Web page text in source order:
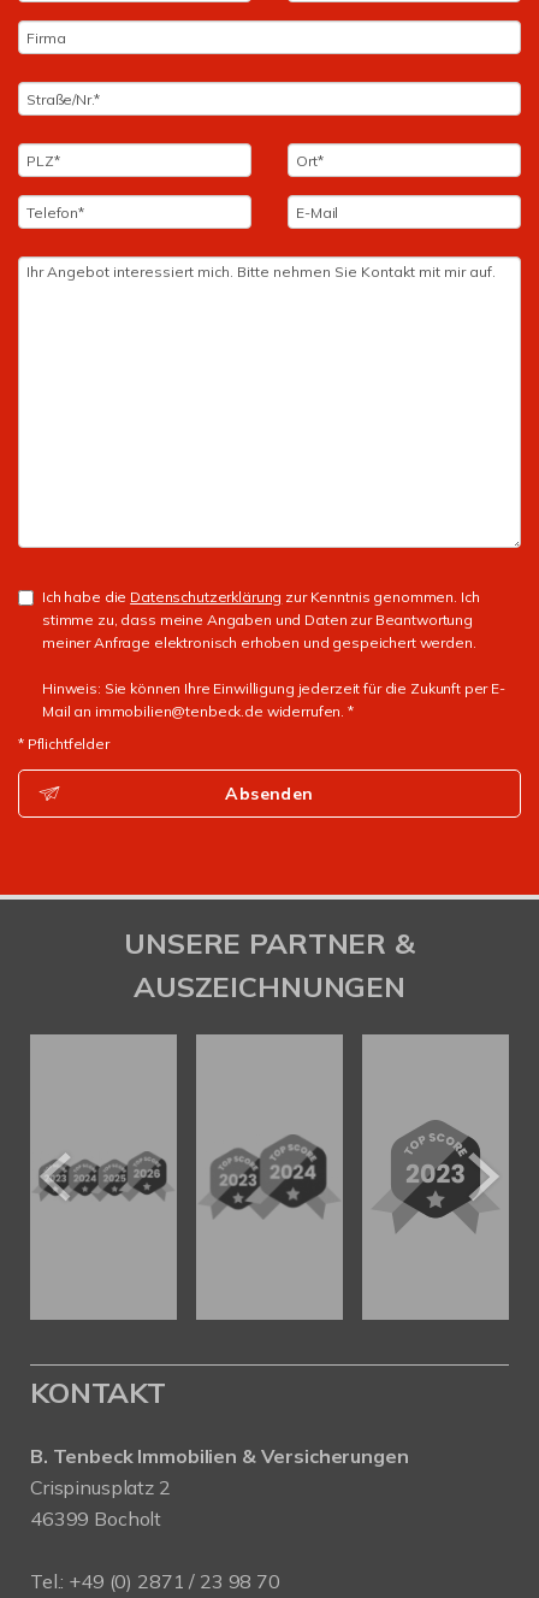
Ich habe die Datenschutzerklärung zur Kenntnis genommen. Ich
stimme zu, dass meine Angaben und Daten zur Beantwortung
meiner Anfrage elektronisch erhoben und gespeichert werden.
Hinweis: Sie können Ihre Einwilligung jederzeit für die Zukunft per E-
Mail an immobilien@tenbeck.de widerrufen. *
* Pflichtfelder
Absenden
UNSERE PARTNER &
AUSZEICHNUNGEN
KONTAKT
B. Tenbeck Immobilien & Versicherungen
Crispinusplatz 2
46399 Bocholt
Tel.: +49 (0) 2871 / 23 98 70